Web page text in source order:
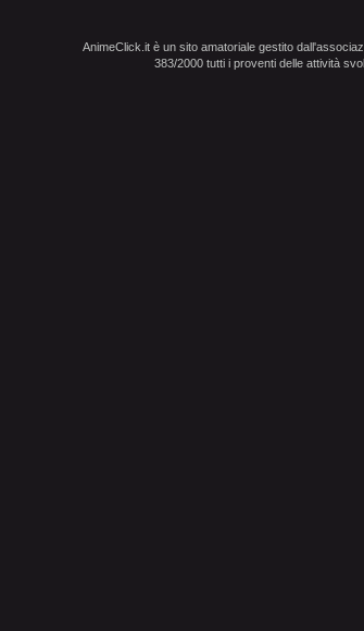
AnimeClick.it è un sito amatoriale gestito
383/2000 tutti i proventi delle attività